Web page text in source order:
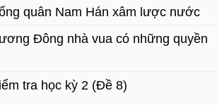
quân Nam Hán xâm lược nước
Đông nhà vua có những quyền
tra học kỳ 2 (Đề 8)